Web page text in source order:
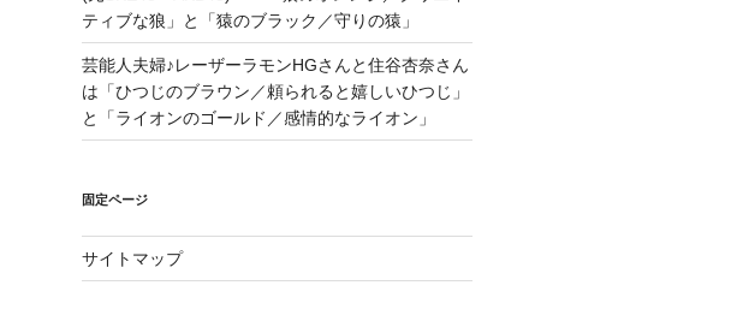
ティブな狼」と「猿のブラック／守りの猿」
芸能人夫婦♪レーザーラモンHGさんと住谷杏奈さん
は「ひつじのブラウン／頼られると嬉しいひつじ」
と「ライオンのゴールド／感情的なライオン」
固定ページ
サイトマップ